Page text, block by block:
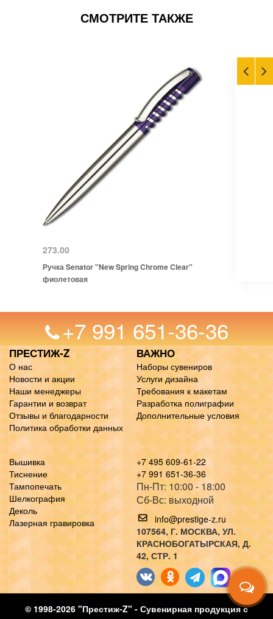
СМОТРИТЕ ТАКЖЕ
273.00
Ручка Senator "New Spring Chrome Clear"
фиолетовая
+7 991 651-36-36
ПРЕСТИЖ-Z
О нас
Новости и акции
Наши менеджеры
Гарантии и возврат
Отзывы и благодарности
Политика обработки данных
ВАЖНО
Наборы сувениров
Услуги дизайна
Требования к макетам
Разработка полиграфии
Дополнительные условия
Вышивка
Тиснение
Тампопечать
Шелкография
Деколь
Лазерная гравировка
+7 495 609-61-22
+7 991 651-36-36
Пн-Пт: 10:00 - 18:00
Сб-Вс: выходной
info@prestige-z.ru
107564, Г. МОСКВА, УЛ.
КРАСНОБОГАТЫРСКАЯ, Д.
42, СТР. 1
© 1998-2026 "Престиж-Z" - Сувенирная продукция с